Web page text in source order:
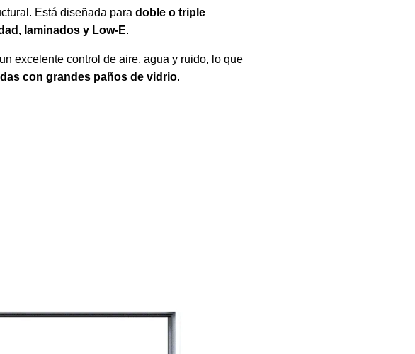
Está diseñada para doble o triple
laminados y Low-E.
excelente control de aire, agua y ruido, lo que
con grandes paños de vidrio.